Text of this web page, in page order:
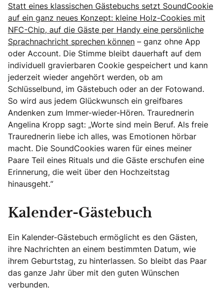
Statt eines klassischen Gästebuchs setzt SoundCookie
auf ein ganz neues Konzept: kleine Holz-Cookies mit
NFC-Chip, auf die Gäste per Handy eine persönliche
Sprachnachricht sprechen können – ganz ohne App
oder Account. Die Stimme bleibt dauerhaft auf dem
individuell gravierbaren Cookie gespeichert und kann
jederzeit wieder angehört werden, ob am
Schlüsselbund, im Gästebuch oder an der Fotowand.
So wird aus jedem Glückwunsch ein greifbares
Andenken zum Immer-wieder-Hören. Traurednerin
Angelina Kropp sagt: „Worte sind mein Beruf. Als freie
Traurednerin liebe ich alles, was Emotionen hörbar
macht. Die SoundCookies waren für eines meiner
Paare Teil eines Rituals und die Gäste erschufen eine
Erinnerung, die weit über den Hochzeitstag
hinausgeht.“
Kalender-Gästebuch
Ein Kalender-Gästebuch ermöglicht es den Gästen,
ihre Nachrichten an einem bestimmten Datum, wie
ihrem Geburtstag, zu hinterlassen. So bleibt das Paar
das ganze Jahr über mit den guten Wünschen
verbunden.